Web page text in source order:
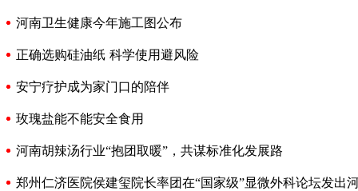
河南卫生健康今年施工图公布
正确选购硅油纸 科学使用避风险
安宁疗护成为家门口的陪伴
玫瑰盐能不能安全食用
河南胡辣汤行业“抱团取暖”，共谋标准化发展路
郑州仁济医院侯建玺院长率团在“国家级”显微外科论坛发出